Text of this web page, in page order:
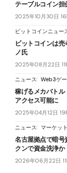
テーブルコイン
2025年10月30日
ビットコインニュー
ビットコインは
ノ氏
2025年08月22日
ニュース Web3ゲ
稼げるメカバト
アクセス可能に
2025年04月12日
ニュース マーケッ
名古屋拠点で暗
クンで資金洗浄か
2026年06月22日